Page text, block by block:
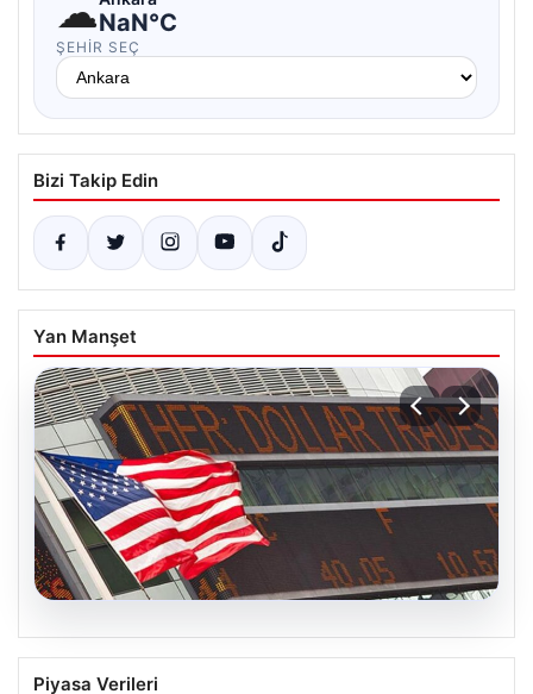
☁NaN°C
ŞEHIR SEÇ
Bizi Takip Edin
Yan Manşet
04.08.2026
FED faiz kararı ne zaman açıklanacak?
Piyasa Verileri